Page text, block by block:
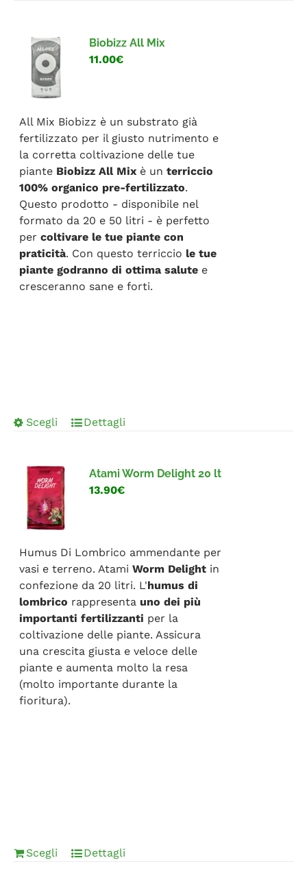
Biobizz All Mix
11.00€
All Mix Biobizz è un substrato già
fertilizzato per il giusto nutrimento e
la corretta coltivazione delle tue
piante Biobizz All Mix è unterriccio
100% organico pre-fertilizzato.
Questo prodotto - disponibile nel
formato da 20 e 50 litri - è perfetto
percoltivare le tue piante con
praticità. Con questo terriccio le tue
piante godranno di ottima salute e
cresceranno sane e forti.
Scegli Dettagli
Atami Worm Delight 20 lt
13.90€
Humus Di Lombrico ammendante per
vasi e terreno. AtamiWorm Delight in
confezione da 20 litri. L'humus di
lombrico rappresenta uno dei più
importanti fertilizzanti per la
coltivazione delle piante. Assicura
una crescita giusta e veloce delle
piante e aumenta molto la resa
(molto importante durante la
fioritura).
Scegli Dettagli